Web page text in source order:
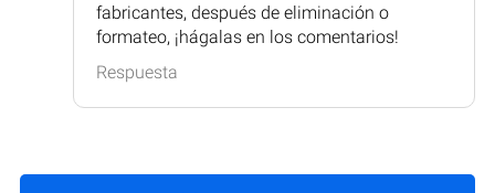
fabricantes, después de eliminación o
formateo, ¡hágalas en los comentarios!
Respuesta